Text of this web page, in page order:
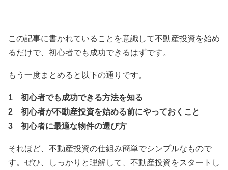
この記事に書かれていることを意識して不動産投資を始め
るだけで、初心者でも成功できるはずです。
もう一度まとめると以下の通りです。
1 初心者でも成功できる方法を知る
2 初心者が不動産投資を始める前にやっておくこと
3 初心者に最適な物件の選び方
それほど、不動産投資の仕組み簡単でシンプルなもので
す。ぜひ、しっかりと理解して、不動産投資をスタートし